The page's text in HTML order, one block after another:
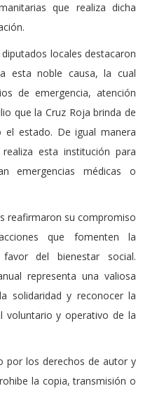
que realiza dicha
locales destacaron
esta noble causa, la cual
de emergencia, atención
que la Cruz Roja brinda de
estado. De igual manera
esta institución para
emergencias médicas o
reafirmaron su compromiso
que fomenten la
del bienestar social.
representa una valiosa
solidaridad y reconocer la
voluntario y operativo de la
por los derechos de autor y
la copia, transmisión o